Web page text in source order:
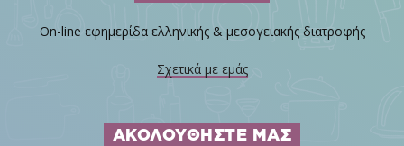
On-line εφημερίδα ελληνικής & μεσογειακής διατροφής
Σχετικά με εμάς
ΑΚΟΛΟΥΘΗΣΤΕ ΜΑΣ